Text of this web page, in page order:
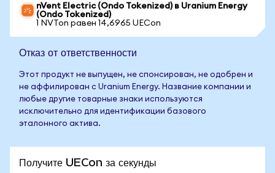
nVent Electric (Ondo Tokenized) в Uranium Energy
(Ondo Tokenized)
1 NVTon равен 14,6965 UECon
Отказ от ответственности
Этот продукт не выпущен, не спонсирован, не одобрен и
не аффилирован с Uranium Energy. Название компании и
любые другие товарные знаки используются
исключительно для идентификации базового
эталонного актива.
Получите UECon за секунды